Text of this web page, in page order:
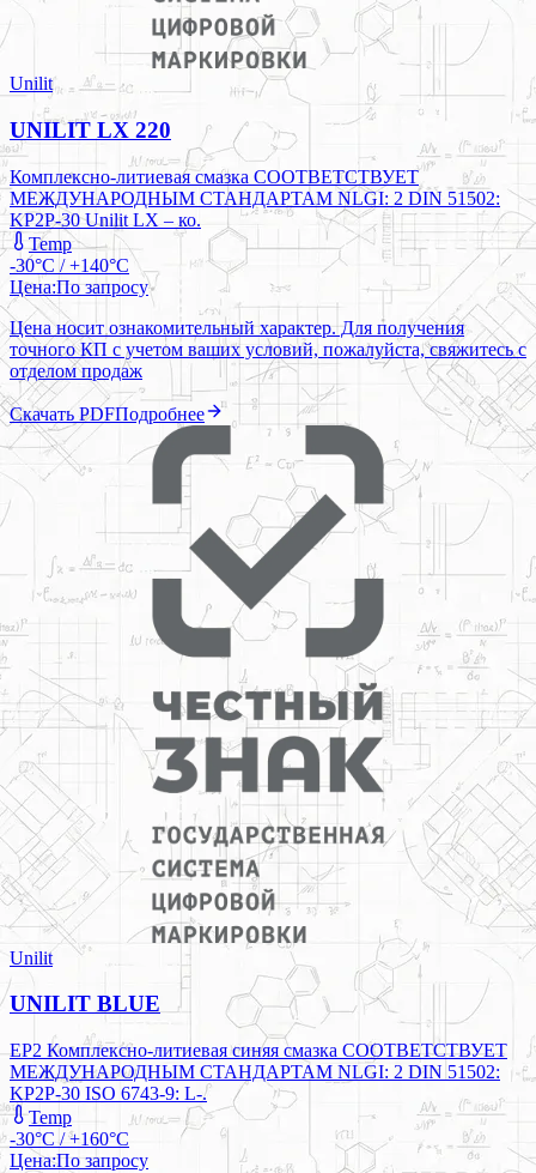
Unilit
UNILIT LX 220
Комплексно-литиевая смазка СООТВЕТСТВУЕТ
МЕЖДУНАРОДНЫМ СТАНДАРТАМ NLGI: 2 DIN 51502:
KP2P-30 Unilit LX – ко.
Temp
-30°C / +140°C
Цена:По запросу
Цена носит ознакомительный характер. Для получения
точного КП с учетом ваших условий, пожалуйста, свяжитесь с
отделом продаж
Скачать PDFПодробнее
Unilit
UNILIT BLUE
EP2 Комплексно-литиевая синяя смазка СООТВЕТСТВУЕТ
МЕЖДУНАРОДНЫМ СТАНДАРТАМ NLGI: 2 DIN 51502:
KP2P-30 ISO 6743-9: L-.
Temp
-30°C / +160°C
Цена:По запросу